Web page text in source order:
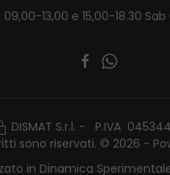
13,00 e 15,00-18.30
DISMAT S.r.l. - P.IVA
sono riservati. © 2026 -
in Dinamica